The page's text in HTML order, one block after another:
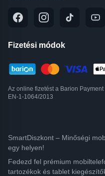
Fizetési módok
Az online fizetést a Barion
EN-1-1064/2013
SmartDiszkont – Minőségi
egy helyen!
Fedezd fel prémium
tartozékok és tablet